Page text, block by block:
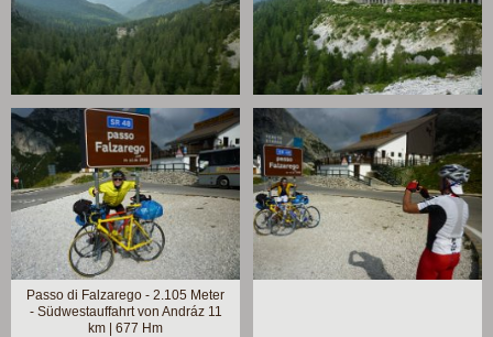
Passo di Falzarego - 2.105 Meter
- Südwestauffahrt von Andráz 11
km | 677 Hm